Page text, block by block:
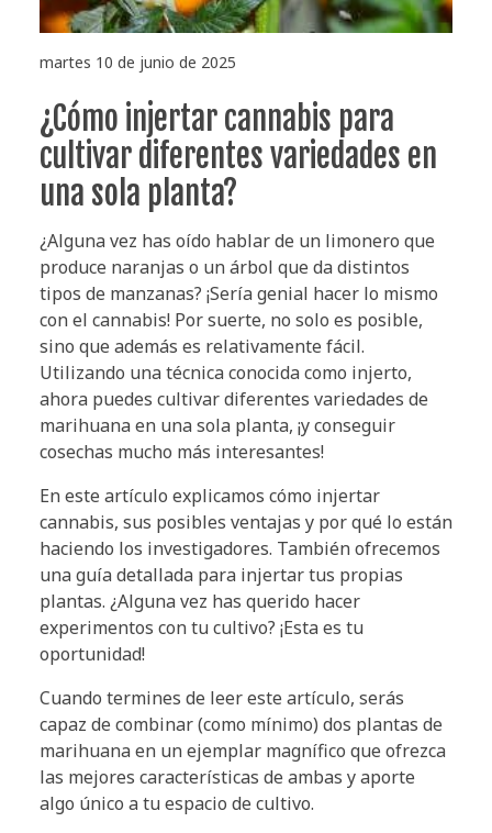
martes 10 de junio de 2025
¿Cómo injertar cannabis para
cultivar diferentes variedades en
una sola planta?
¿Alguna vez has oído hablar de un limonero que
produce naranjas o un árbol que da distintos
tipos de manzanas? ¡Sería genial hacer lo mismo
con el cannabis! Por suerte, no solo es posible,
sino que además es relativamente fácil.
Utilizando una técnica conocida como injerto,
ahora puedes cultivar diferentes variedades de
marihuana en una sola planta, ¡y conseguir
cosechas mucho más interesantes!
En este artículo explicamos cómo injertar
cannabis, sus posibles ventajas y por qué lo están
haciendo los investigadores. También ofrecemos
una guía detallada para injertar tus propias
plantas. ¿Alguna vez has querido hacer
experimentos con tu cultivo? ¡Esta es tu
oportunidad!
Cuando termines de leer este artículo, serás
capaz de combinar (como mínimo) dos plantas de
marihuana en un ejemplar magnífico que ofrezca
las mejores características de ambas y aporte
algo único a tu espacio de cultivo.